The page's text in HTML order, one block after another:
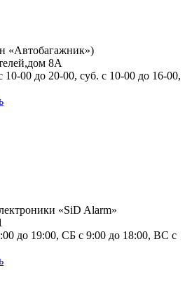
8А
00 до 20-00, суб. с 10-00 до 16-00,
«SiD Alarm»
до 19:00, СБ с 9:00 до 18:00, ВС с